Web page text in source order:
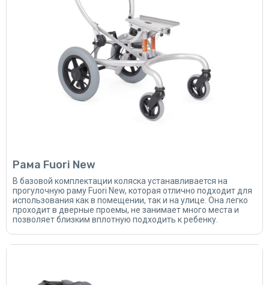
Рама Fuori New
В базовой комплектации коляска устанавливается на
прогулочную раму Fuori New, которая отлично подходит для
использования как в помещении, так и на улице. Она легко
проходит в дверные проемы, не занимает много места и
позволяет близким вплотную подходить к ребенку.